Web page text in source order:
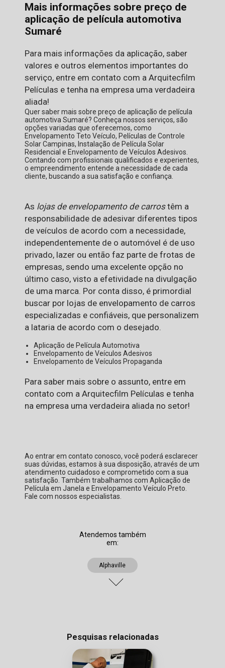
Mais informações sobre preço de
aplicação de película automotiva
Sumaré
Para mais informações da aplicação, saber
valores e outros elementos importantes do
serviço, entre em contato com a Arquitecfilm
Películas e tenha na empresa uma verdadeira
aliada!
Quer saber mais sobre preço de aplicação de película
automotiva Sumaré? Conheça nossos serviços, são
opções variadas que oferecemos, como
Envelopamento Teto Veículo, Películas de Controle
Solar Campinas, Instalação de Película Solar
Residencial e Envelopamento de Veículos Adesivos.
Contando com profissionais qualificados e experientes,
o empreendimento entende a necessidade de cada
cliente, buscando a sua satisfação e confiança.
As lojas de envelopamento de carrostêm a
responsabilidade de adesivar diferentes tipos
de veículos de acordo com a necessidade,
independentemente de o automóvel é de uso
privado, lazer ou então faz parte de frotas de
empresas, sendo uma excelente opção no
último caso, visto a efetividade na divulgação
de uma marca. Por conta disso, é primordial
buscar por lojas de envelopamento de carros
especializadas e confiáveis, que personalizem
a lataria de acordo com o desejado.
Aplicação de Película Automotiva
Envelopamento de Veículos Adesivos
Envelopamento de Veículos Propaganda
Para saber mais sobre o assunto, entre em
contato com a Arquitecfilm Películas e tenha
na empresa uma verdadeira aliada no setor!
Ao entrar em contato conosco, você poderá esclarecer
suas dúvidas, estamos à sua disposição, através de um
atendimento cuidadoso e comprometido com a sua
satisfação. Também trabalhamos com Aplicação de
Película em Janela e Envelopamento Veículo Preto.
Fale com nossos especialistas.
Atendemos também
em:
Alphaville
Pesquisas relacionadas